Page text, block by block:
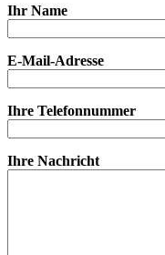
Ihr Name
E-Mail-Adresse
Ihre Telefonnummer
Ihre Nachricht